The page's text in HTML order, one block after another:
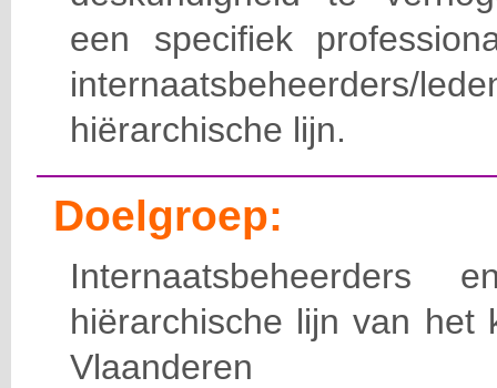
een specifiek
hiërarchische lijn.
Doelgroep:
hiërarchische lijn van het
Vlaanderen